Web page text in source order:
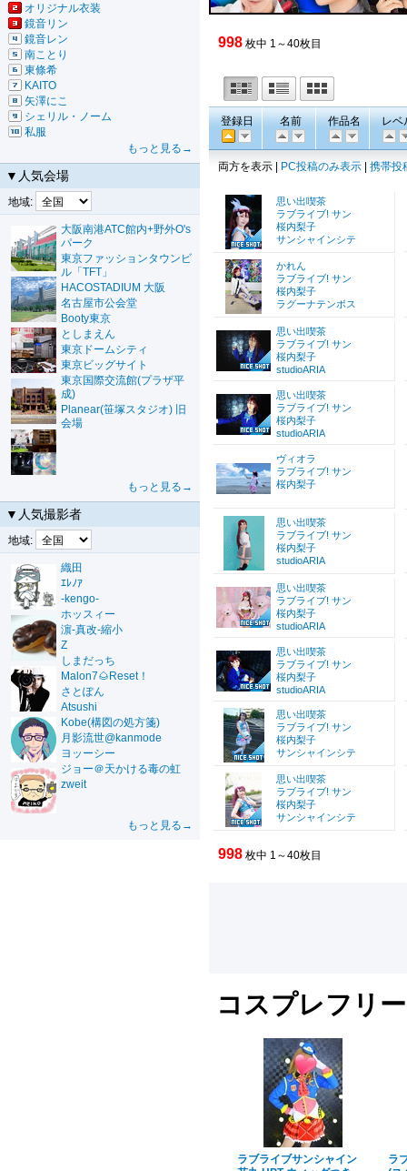
オリジナル衣装
鏡音リン
鏡音レン
南ことり
東條希
KAITO
矢澤にこ
シェリル・ノーム
私服
もっと見る→
▼人気会場
地域:
大阪南港ATC館内+野外O's
パーク
東京ファッションタウンビ
ル「TFT」
HACOSTADIUM 大阪
名古屋市公会堂
Booty東京
としまえん
東京ドームシティ
東京ビッグサイト
東京国際交流館(プラザ平
成)
Planear(笹塚スタジオ) 旧
会場
もっと見る→
▼人気撮影者
地域:
織田
ｴﾚﾉｱ
-kengo-
ホッスィー
濵-真改-縮小
Z
しまだっち
Malon7🌰Reset！
さとぽん
Atsushi
Kobe(構図の処方箋)
月影流世@kanmode
ヨッーシー
ジョー＠天かける毒の虹
zweit
もっと見る→
998 枚中 1～40枚目
登録日 名前 作品名 レベ
両方を表示 | PC投稿のみ表示 携帯投
思い出喫茶
ラブライブ! サン
桜内梨子
サンシャインシテ
かれん
ラブライブ! サン
桜内梨子
ラグーナテンボス
思い出喫茶
ラブライブ! サン
桜内梨子
studioARIA
思い出喫茶
ラブライブ! サン
桜内梨子
studioARIA
ヴィオラ
ラブライブ! サン
桜内梨子
思い出喫茶
ラブライブ! サン
桜内梨子
studioARIA
思い出喫茶
ラブライブ! サン
桜内梨子
studioARIA
思い出喫茶
ラブライブ! サン
桜内梨子
studioARIA
思い出喫茶
ラブライブ! サン
桜内梨子
サンシャインシテ
思い出喫茶
ラブライブ! サン
桜内梨子
サンシャインシテ
998 枚中 1～40枚目
コスプレフリ
ラブライブサンシャイン
ラ